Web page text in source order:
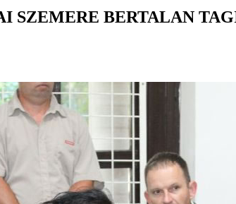
SZEMERE BERTALAN